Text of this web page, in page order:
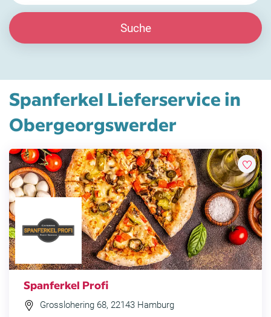
Suche
Spanferkel Lieferservice in
Obergeorgswerder
Spanferkel Profi
Grosslohering 68, 22143 Hamburg